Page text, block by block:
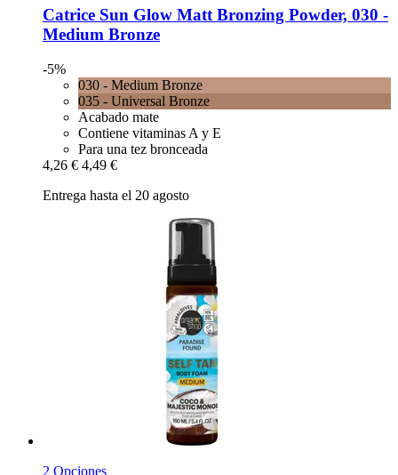
Catrice Sun Glow Matt Bronzing Powder, 030 -​
Medium Bronze
-5%
030 - Medium Bronze
035 - Universal Bronze
Acabado mate
Contiene vitaminas A y E
Para una tez bronceada
4,26 € 4,49 €
Entrega hasta el 20 agosto
2 Opciones